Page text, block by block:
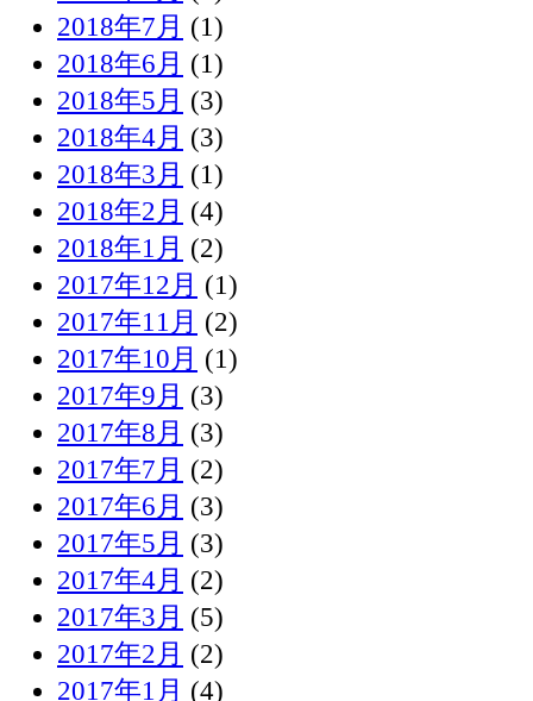
2018年7月 (1)
2018年6月 (1)
2018年5月 (3)
2018年4月 (3)
2018年3月 (1)
2018年2月 (4)
2018年1月 (2)
2017年12月 (1)
2017年11月 (2)
2017年10月 (1)
2017年9月 (3)
2017年8月 (3)
2017年7月 (2)
2017年6月 (3)
2017年5月 (3)
2017年4月 (2)
2017年3月 (5)
2017年2月 (2)
2017年1月 (4)